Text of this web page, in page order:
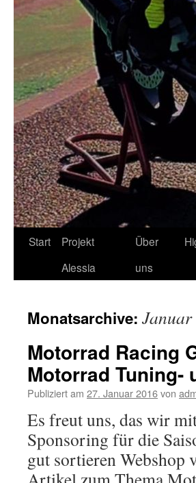
Zum
Start
Projekt
Alessia
Über
uns
Monatsarchive:
Motorrad Racing
Motorrad Tuning-
Publiziert am 27. Januar 2016von
Es freut uns, das wir
Sponsoring für die
gut sortieren Webshop